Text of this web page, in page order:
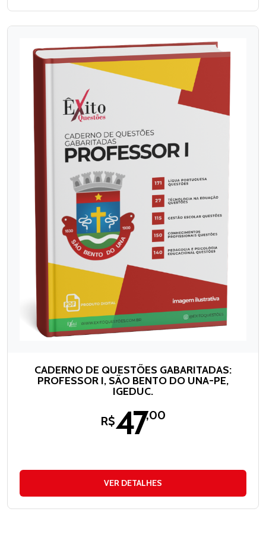
CADERNO DE QUESTÕES GABARITADAS:
PROFESSOR I, SÃO BENTO DO UNA-PE,
IGEDUC.
R$47,00
VER DETALHES